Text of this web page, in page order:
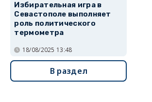
Избирательная игра в
Севастополе выполняет
роль политического
термометра
18/08/2025 13:48
В раздел